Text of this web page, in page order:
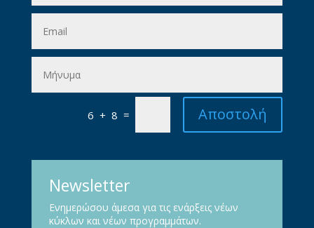
6 + 8 = Αποστολή
Newsletter
Ενημερώσου άμεσα για τις ενάρξεις νέων
κύκλων και νέων προγραμμάτων.